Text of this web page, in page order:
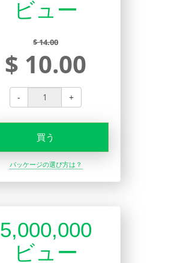
ビュー
$ 14.00
$ 10.00
- +
買う
パッケージの選び方は？
5,000,000
ビュー